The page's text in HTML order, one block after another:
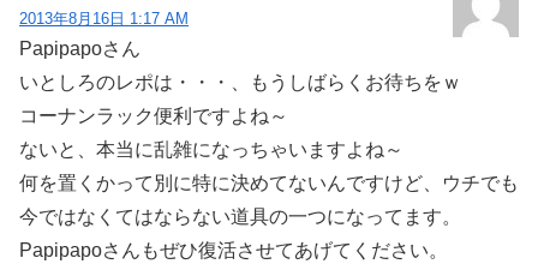
2013年8月16日 1:17 AM
Papipapoさん
いとしろのレポは・・・、もうしばらくお待ちをｗ
コーナンラック便利ですよね～
ないと、本当に乱雑になっちゃいますよね～
何を置くかって別に特に決めてないんですけど、ウチでも
今ではなくてはならない道具の一つになってます。
Papipapoさんもぜひ復活させてあげてください。